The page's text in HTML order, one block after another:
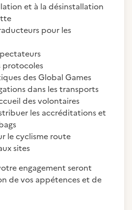
et à la désinstallation
pour les
protocoles
des Global Games
dans les transports
des volontaires
les accréditations et
le cyclisme route
sites
engagement seront
de vos appétences et de